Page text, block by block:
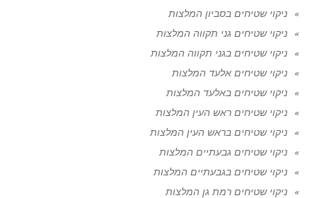
ניקוי שטיחים בסביון המלצות
ניקוי שטיחים גני תקווה המלצות
ניקוי שטיחים בגני תקווה המלצות
ניקוי שטיחים אלעד המלצות
ניקוי שטיחים באלעד המלצות
ניקוי שטיחים ראש העין המלצות
ניקוי שטיחים בראש העין המלצות
ניקוי שטיחים גבעתיים המלצות
ניקוי שטיחים בגבעתיים המלצות
ניקוי שטיחים רמת גן המלצות